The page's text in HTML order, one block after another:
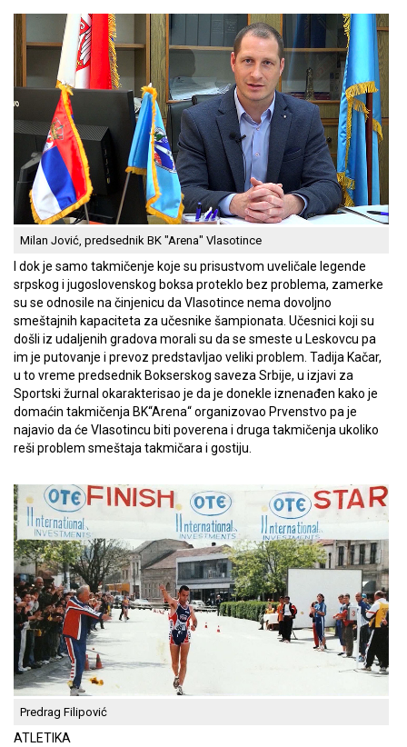
Milan Jović, predsednik BK "Arena" Vlasotince
I dok je samo takmičenje koje su prisustvom uveličale legende
srpskog i jugoslovenskog boksa proteklo bez problema, zamerke
su se odnosile na činjenicu da Vlasotince nema dovoljno
smeštajnih kapaciteta za učesnike šampionata. Učesnici koji su
došli iz udaljenih gradova morali su da se smeste u Leskovcu pa
im je putovanje i prevoz predstavljao veliki problem. Tadija Kačar,
u to vreme predsednik Bokserskog saveza Srbije, u izjavi za
Sportski žurnal okarakterisao je da je donekle iznenađen kako je
domaćin takmičenja BK“Arena“ organizovao Prvenstvo pa je
najavio da će Vlasotincu biti poverena i druga takmičenja ukoliko
reši problem smeštaja takmičara i gostiju.
Predrag Filipović
ATLETIKA